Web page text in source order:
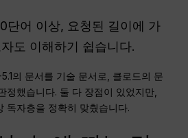
단어 이상, 요청된 길이에 가
도 이해하기 쉽습니다.
의 문서를 기술 문서로, 클로드의 문
정했습니다. 둘 다 장점이 있었지만,
독자층을 정확히 맞췄습니다.